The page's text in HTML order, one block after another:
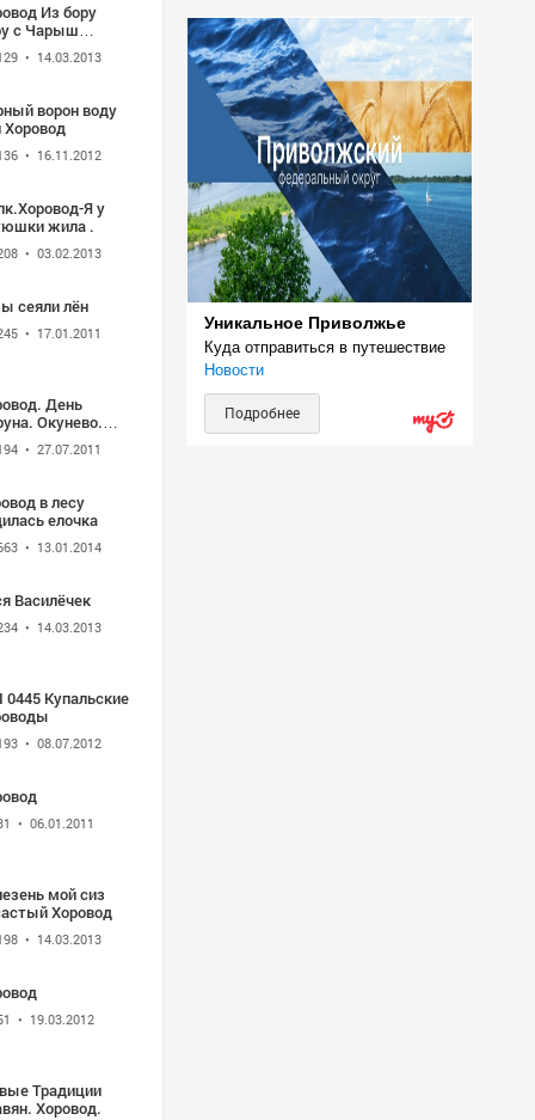
Из бору
с Чарыш
края
• 14.03.2013
ворон воду
Хоровод
• 16.11.2012
Я у
жила .
• 03.02.2013
сеяли лён
• 17.01.2011
День
Окунево.
• 27.07.2011
в лесу
елочка
• 13.01.2014
Василёчек
• 14.03.2013
0445 Купальские
• 08.07.2012
• 06.01.2011
мой сиз
Хоровод
• 14.03.2013
• 19.03.2012
Традиции
Хоровод.
Уникальное Приволжье
Куда отправиться в путешествие
Новости
Подробнее